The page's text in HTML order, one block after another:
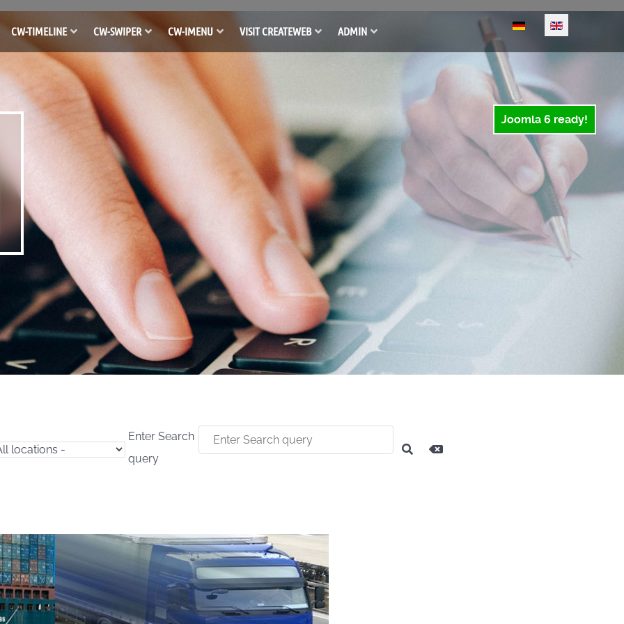
CW-TIMELINE CW-SWIPER CW-IMENU VISIT CREATEWEB ADMIN
Select your language
Joomla 6 ready!
Enter Search
query